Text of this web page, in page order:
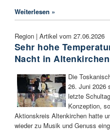
Weiterlesen »
Region | Artikel vom 27.06.2026
Sehr hohe
Nacht in
Die
26. Juni 2026
letzte
Konzeption,
Aktionskreis Altenkirchen hatte
wieder zu Musik und Genuss